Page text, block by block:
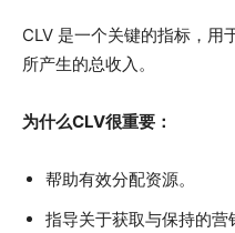
CLV 是一个关键的指标，用
所产生的总收入。
为什么CLV很重要：
帮助有效分配资源。
指导关于获取与保持的营